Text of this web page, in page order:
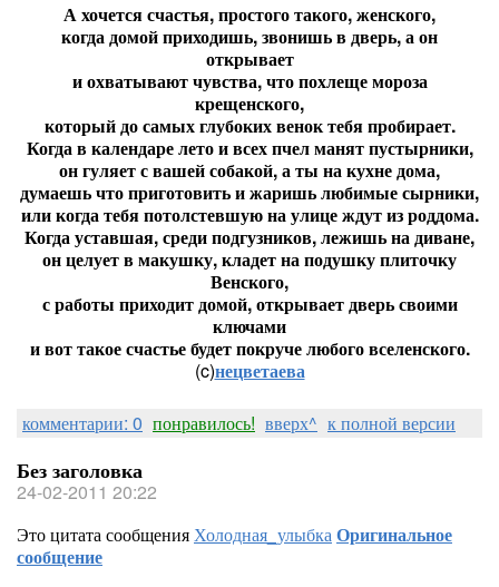
А хочется счастья, простого такого, женского,
когда домой приходишь, звонишь в дверь, а он
открывает
и охватывают чувства, что похлеще мороза
крещенского,
который до самых глубоких венок тебя пробирает.
Когда в календаре лето и всех пчел манят пустырники,
он гуляет с вашей собакой, а ты на кухне дома,
думаешь что приготовить и жаришь любимые сырники,
или когда тебя потолстевшую на улице ждут из роддома.
Когда уставшая, среди подгузников, лежишь на диване,
он целует в макушку, кладет на подушку плиточку
Венского,
с работы приходит домой, открывает дверь своими
ключами
и вот такое счастье будет покруче любого вселенского.
(c)нецветаева
комментарии: 0 понравилось! вверх^ к полной версии
Без заголовка
24-02-2011 20:22
Это цитата сообщенияХолодная_улыбкаОригинальное
сообщение